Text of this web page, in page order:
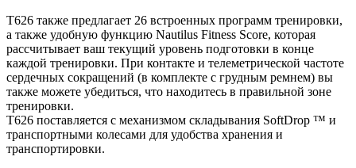
T626 также предлагает 26 встроенных программ тренировки,
а также удобную функцию Nautilus Fitness Score, которая
рассчитывает ваш текущий уровень подготовки в конце
каждой тренировки. При контакте и телеметрической частоте
сердечных сокращений (в комплекте с грудным ремнем) вы
также можете убедиться, что находитесь в правильной зоне
тренировки.
T626 поставляется с механизмом складывания SoftDrop ™ и
транспортными колесами для удобства хранения и
транспортировки.